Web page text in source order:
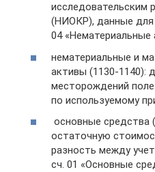
исследовательским
(НИОКР), данные для
04
нематериальные и
активы (1130-1140):
месторождений
по используемому
основные средства
остаточную
разность между
сч. 01 «Основные